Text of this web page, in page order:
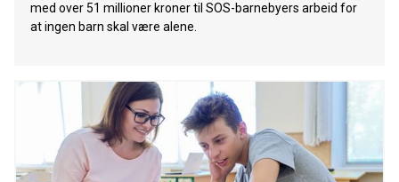
med over 51 millioner kroner til SOS-barnebyers arbeid for
at ingen barn skal være alene.